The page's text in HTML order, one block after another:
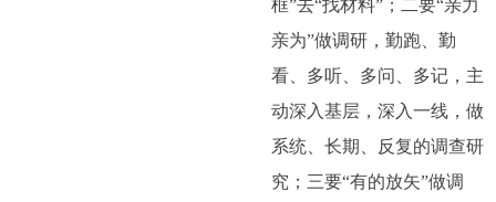
框”去“找材料”；二要“亲力
亲为”做调研，勤跑、勤
看、多听、多问、多记，主
动深入基层，深入一线，做
系统、长期、反复的调查研
究；三要“有的放矢”做调